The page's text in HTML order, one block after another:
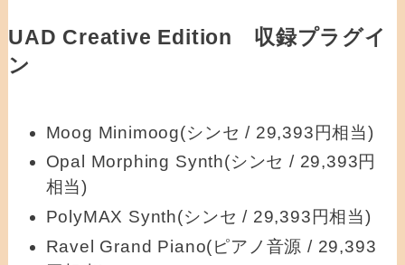
UAD Creative Edition 収録プラグイ
ン
Moog Minimoog(シンセ / 29,393円相当)
Opal Morphing Synth(シンセ / 29,393円
相当)
PolyMAX Synth(シンセ / 29,393円相当)
Ravel Grand Piano(ピアノ音源 / 29,393